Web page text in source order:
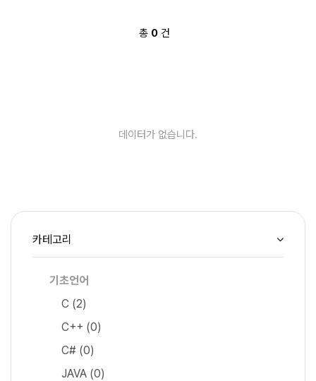
총 0 건
데이터가 없습니다.
카테고리
기초언어
C (2)
C++ (0)
C# (0)
JAVA (0)